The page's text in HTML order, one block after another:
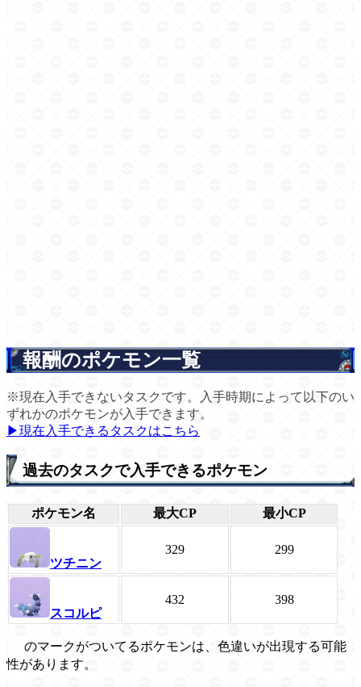
報酬のポケモン一覧
※現在入手できないタスクです。入手時期によって以下のい
ずれかのポケモンが入手できます。
▶現在入手できるタスクはこちら
過去のタスクで入手できるポケモン
ポケモン名 最大CP 最小CP
ツチニン
329 299
スコルピ
432 398
のマークがついてるポケモンは、色違いが出現する可能
性があります。